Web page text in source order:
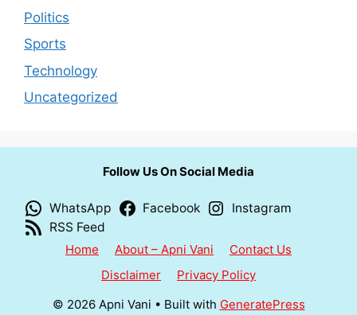
Politics
Sports
Technology
Uncategorized
Follow Us On Social Media
WhatsApp Facebook
Instagram
RSS Feed
Home
About – Apni Vani
Contact Us
Disclaimer
Privacy Policy
© 2026 Apni Vani • Built with GeneratePress